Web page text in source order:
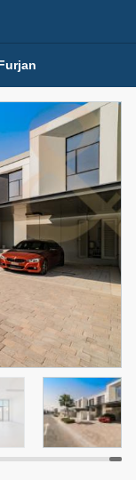
عقارات للإيجار (13751)
Metro Station
شقةللإيجار 95,000
3
1
اسم الوسيط
ABBAS VAKIL
5 أشهر +